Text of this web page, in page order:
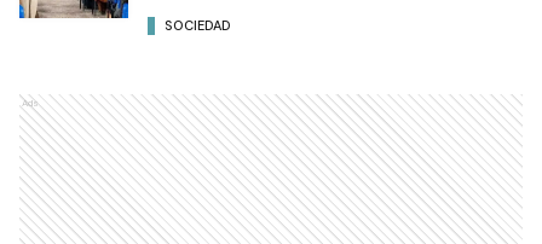
SOCIEDAD
Ads